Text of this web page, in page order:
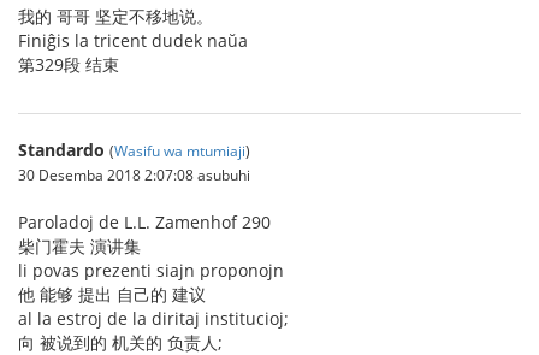
我的 哥哥 坚定不移地说。
Finiĝis la tricent dudek naŭa
第329段 结束
Standardo (Wasifu wa mtumiaji)
30 Desemba 2018 2:07:08 asubuhi
Paroladoj de L.L. Zamenhof 290
柴门霍夫 演讲集
li povas prezenti siajn proponojn
他 能够 提出 自己的 建议
al la estroj de la diritaj institucioj;
向 被说到的 机关的 负责人;